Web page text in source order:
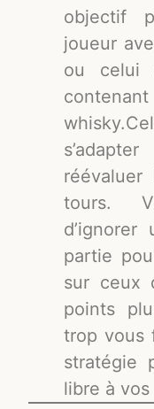
objectif
joueur
ou celui
tours.
partie
sur ceux
points
trop vous
stratégie
libre à